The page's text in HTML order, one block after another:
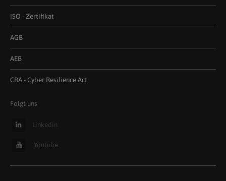
ISO - Zertifikat
AGB
AEB
CRA - Cyber Resilience Act
Folgt uns
Linkedin
Youtube